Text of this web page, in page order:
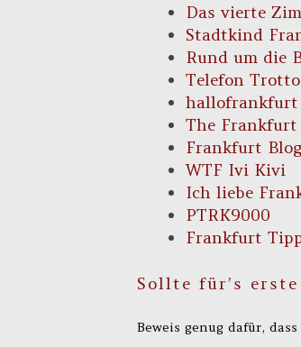
Das vierte
Stadtkind
Rund um die
Telefon
hallofrankfurt
The Frankfurt
Frankfurt Blog
WTF Ivi Kivi
Ich liebe
PTRK9000
Frankfurt
Sollte für’s
Beweis genug dafür,